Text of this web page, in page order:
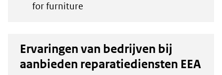
for furniture
venster)
(verwijst
Ervaringen van bedrijven bij
aanbieden reparatiediensten EEA